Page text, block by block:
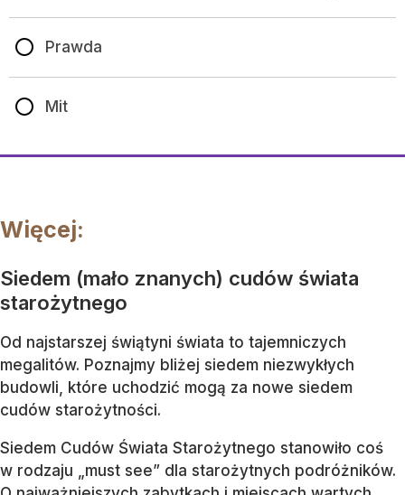
Prawda
Mit
Więcej:
Siedem (mało znanych) cudów świata
starożytnego
Od najstarszej świątyni świata to tajemniczych
megalitów. Poznajmy bliżej siedem niezwykłych
budowli, które uchodzić mogą za nowe siedem
cudów starożytności.
Siedem Cudów Świata Starożytnego stanowiło coś
w rodzaju „must see” dla starożytnych podróżników.